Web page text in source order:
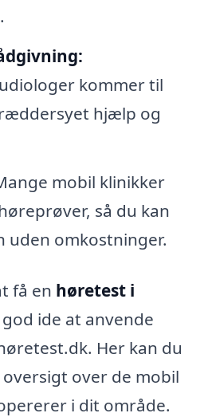
kommer til
hjælp og
mobil klinikker
så du kan
uden omkostninger.
få en høretest i
ide at anvende
Her kan du
over de mobil
i dit område.